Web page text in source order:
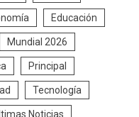
Educación
Mundial 2026
Principal
Tecnología
Noticias